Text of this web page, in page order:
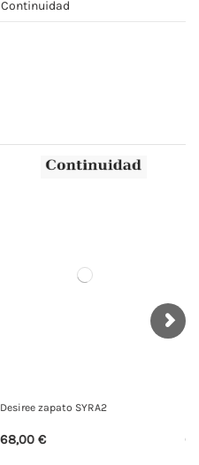
Continuidad
Daniela Vega 2446
69,00 €